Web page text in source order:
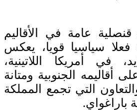
عامة في الأقاليم
فعلا سياسيا قويا، يعكس
في أمريكا اللاتينية،
أقاليمه الجنوبية ومتانة
التي تجمع المملكة
باراغواي.